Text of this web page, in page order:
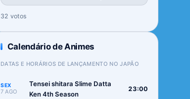
32 votos
Calendário de Animes
DATAS E HORÁRIOS DE LANÇAMENTO NO JAPÃO
SEX
7 AGO
Tensei shitara Slime Datta
Ken 4th Season
23:00